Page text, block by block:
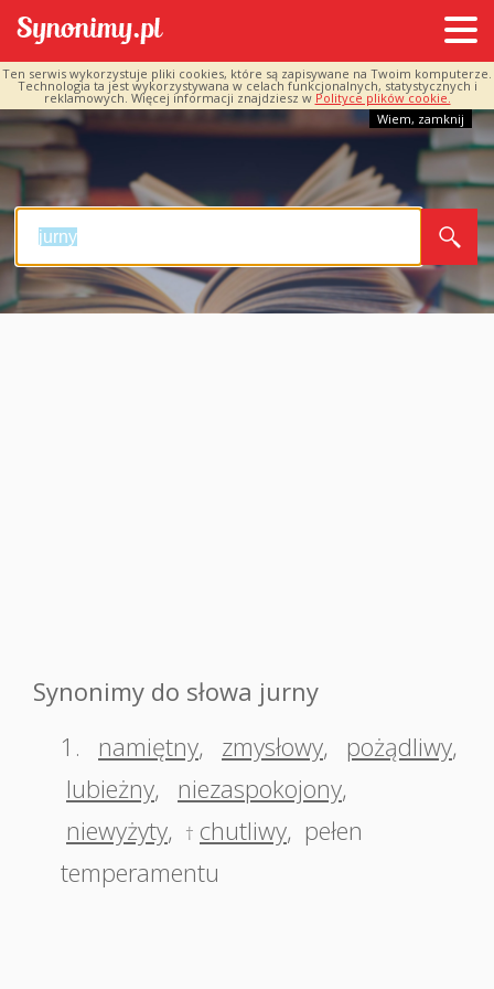
Ten serwis wykorzystuje pliki cookies, które są zapisywane na Twoim komputerze.
Technologia ta jest wykorzystywana w celach funkcjonalnych, statystycznych i
reklamowych. Więcej informacji znajdziesz w Polityce plików cookie.
Wiem, zamknij
Synonimy do słowa jurny
1.
namiętny, zmysłowy, pożądliwy,
lubieżny, niezaspokojony,
niewyżyty, † chutliwy, pełen
temperamentu